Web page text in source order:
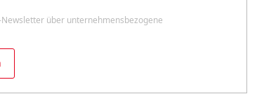
über unternehmensbezogene